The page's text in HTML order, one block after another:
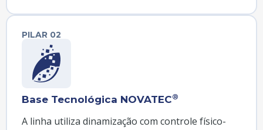
PILAR 02
Base Tecnológica NOVATEC®
A linha utiliza dinamização com controle físico-